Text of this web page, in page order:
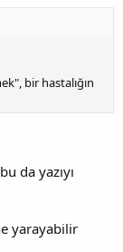
bir hastalığın
da yazıyı
yarayabilir